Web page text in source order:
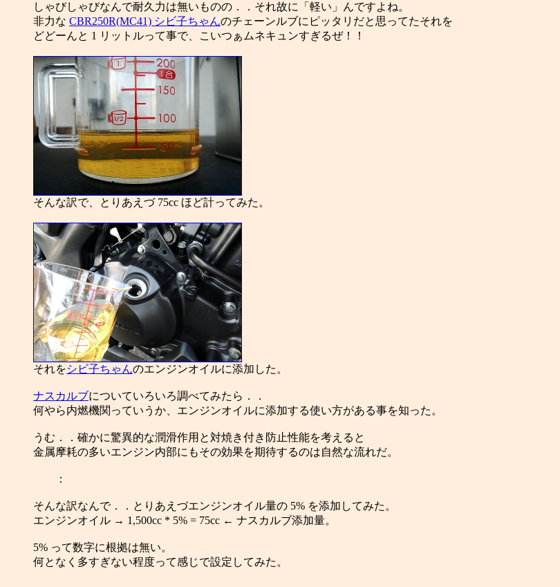
しゃびしゃびなんで耐久力は無いものの．．それ故に「軽い」んですよね。
非力な CBR250R(MC41) シビ子ちゃんのチェーンルブにピッタリだと思ってたそれを
どどーんと 1 リットルって事で、こいつぁムネキュンすぎるぜ！！
そんな訳で、とりあえづ 75cc ほど計ってみた。
それをシビ子ちゃんのエンジンオイルに添加した。
ナスカルブについていろいろ調べてみたら．．
何やら内燃機関っていうか、エンジンオイルに添加する使い方がある事を知った。
うむ．．確かに驚異的な潤滑作用と対焼き付き防止性能を考えると
金属摩耗の多いエンジン内部にもその効果を期待するのは自然な流れだ。
：
そんな訳なんで．．とりあえづエンジンオイル量の 5% を添加してみた。
エンジンオイル → 1,500cc * 5% = 75cc ← ナスカルブ添加量。
5% って数字に根拠は無い。
何となく多すぎない程度って感じで設定してみた。